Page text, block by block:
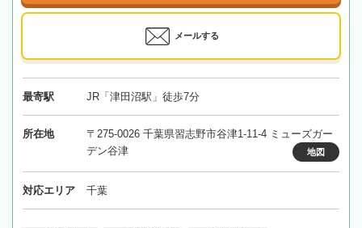
メールする
最寄駅 JR「津田沼駅」徒歩7分
所在地
〒275-0026 千葉県習志野市谷津1-11-4 ミューズガー
デン谷津
地図
対応エリア 千葉